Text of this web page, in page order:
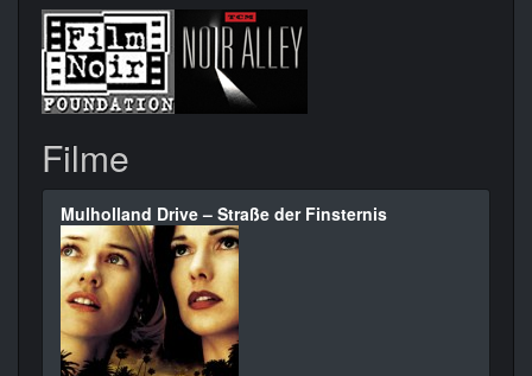
Filme
Mulholland Drive – Straße der Finsternis